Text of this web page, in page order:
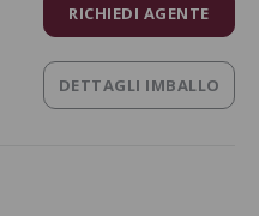
RICHIEDI AGENTE
DETTAGLI IMBALLO